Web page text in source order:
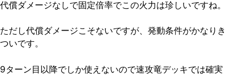
代償ダメージなしで固定倍率でこの火力は珍しいですね。
ただし代償ダメージこそないですが、発動条件がかなりき
ついです。
9ターン目以降でしか使えないので速攻竜デッキでは確実